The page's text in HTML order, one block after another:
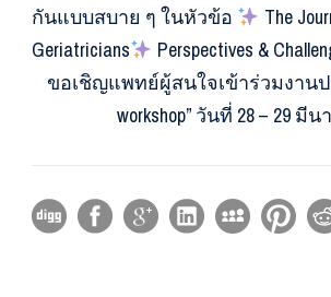
กันแบบสบาย ๆ ในหัวข้อ
The
Geriatricians
Perspectives &
ขอเชิญแพทย์ผู้สนใจเข้าร่วมงานป
workshop” วันที่ 28 – 29 มีน